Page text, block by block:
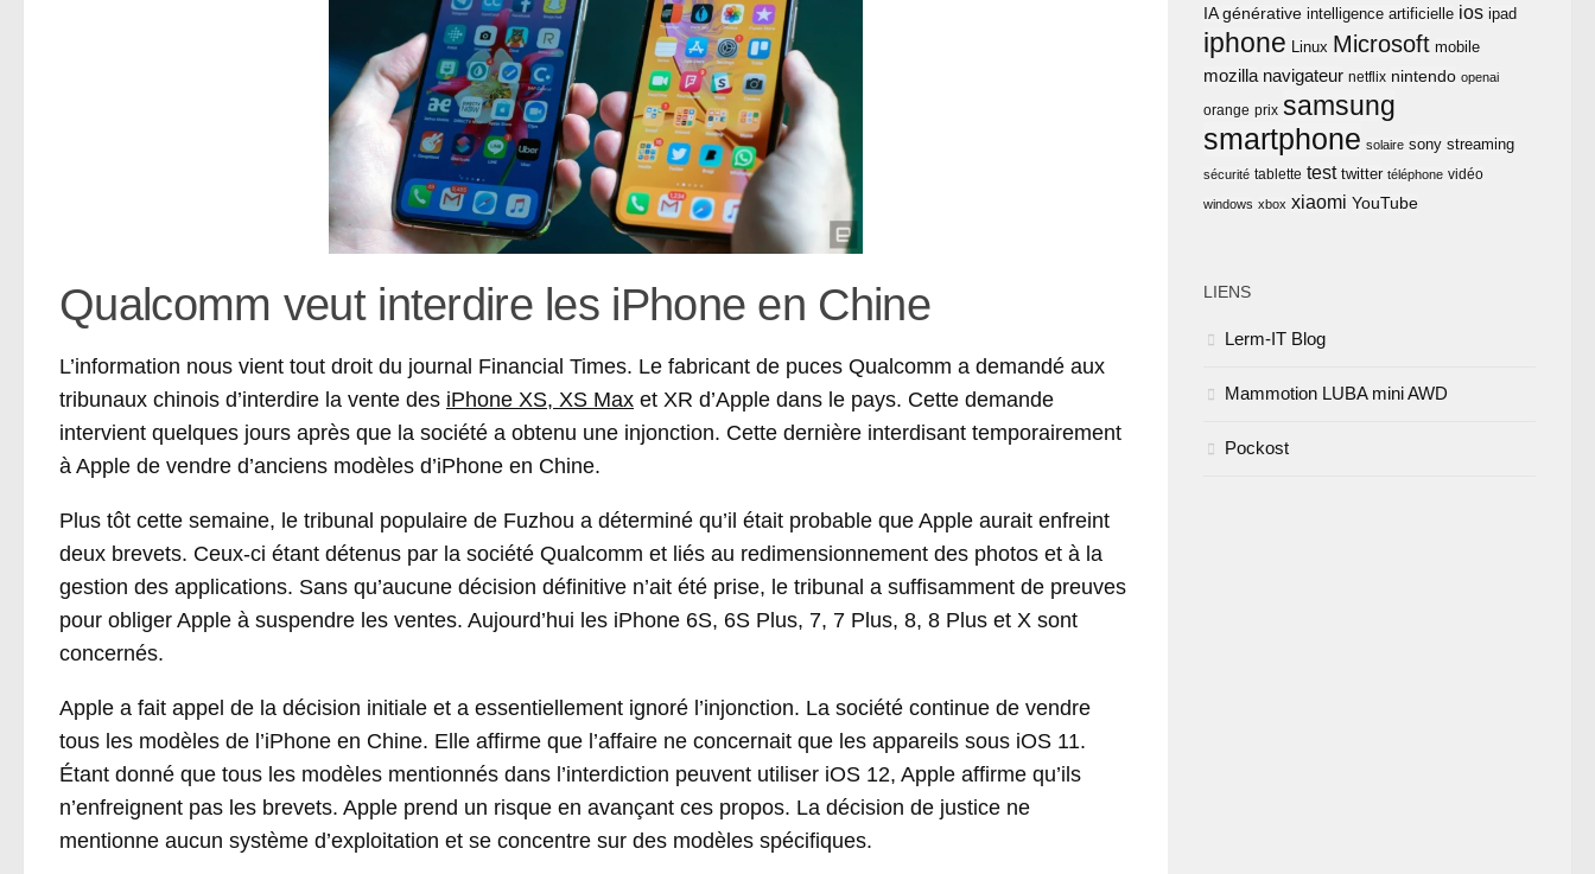
Qualcomm veut interdire les iPhone en Chine
L’information nous vient tout droit du journal Financial Times. Le fabricant de puces Qualcomm a demandé aux
tribunaux chinois d’interdire la vente des iPhone XS, XS Max et XR d’Apple dans le pays. Cette demande
intervient quelques jours après que la société a obtenu une injonction. Cette dernière interdisant temporairement
à Apple de vendre d’anciens modèles d’iPhone en Chine.
Plus tôt cette semaine, le tribunal populaire de Fuzhou a déterminé qu’il était probable que Apple aurait enfreint
deux brevets. Ceux-ci étant détenus par la société Qualcomm et liés au redimensionnement des photos et à la
gestion des applications. Sans qu’aucune décision définitive n’ait été prise, le tribunal a suffisamment de preuves
pour obliger Apple à suspendre les ventes. Aujourd’hui les iPhone 6S, 6S Plus, 7, 7 Plus, 8, 8 Plus et X sont
concernés.
Apple a fait appel de la décision initiale et a essentiellement ignoré l’injonction. La société continue de vendre
tous les modèles de l’iPhone en Chine. Elle affirme que l’affaire ne concernait que les appareils sous iOS 11.
Étant donné que tous les modèles mentionnés dans l’interdiction peuvent utiliser iOS 12, Apple affirme qu’ils
n’enfreignent pas les brevets. Apple prend un risque en avançant ces propos. La décision de justice ne
mentionne aucun système d’exploitation et se concentre sur des modèles spécifiques.
IA générative intelligence artificielle ios ipad
iphone Linux Microsoft mobile
mozilla navigateur netflix nintendo openai
orange prix samsung
smartphone solaire sony streaming
sécurité tablette test twitter téléphone vidéo
windows xbox xiaomi YouTube
LIENS
Lerm-IT Blog
Mammotion LUBA mini AWD
Pockost